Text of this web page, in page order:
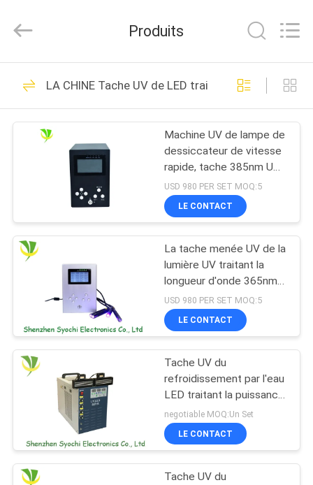
MAISON
PRODUITS
NOUS
D'USINE
CONTRÔLE
DE
QUALITÉ
CONTACTEZ-
NOUS
Syochi
Electronics
All
Reserved.
LED UV traitant le
système
70
LED UV traitant
l'équipement
79
Tache UV de LED
traitant le système
8
Produits
LA CHINE Tache UV de LED traitant le système
Machine UV de lampe de
dessiccateur de vitesse
rapide, tache 385nm UV
traitant l'angle de
visualisation large de
système
USD 980 PER SET MOQ:5
LE CONTACT
La tache menée UV de la
lumière UV traitant la
longueur d'onde 365nm
de système sèchent
rapidement la garantie de
1 an
USD 980 PER SET MOQ:5
LE CONTACT
Tache UV du
refroidissement par l'eau
LED traitant la puissance
à niveau dominant 365-
395nm une garantie d'an
negotiable MOQ:Un Set
LE CONTACT
Tache UV du